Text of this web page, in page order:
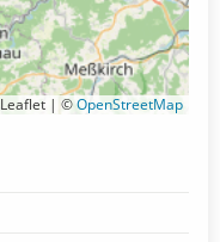
Leaflet | ©OpenStreetMap